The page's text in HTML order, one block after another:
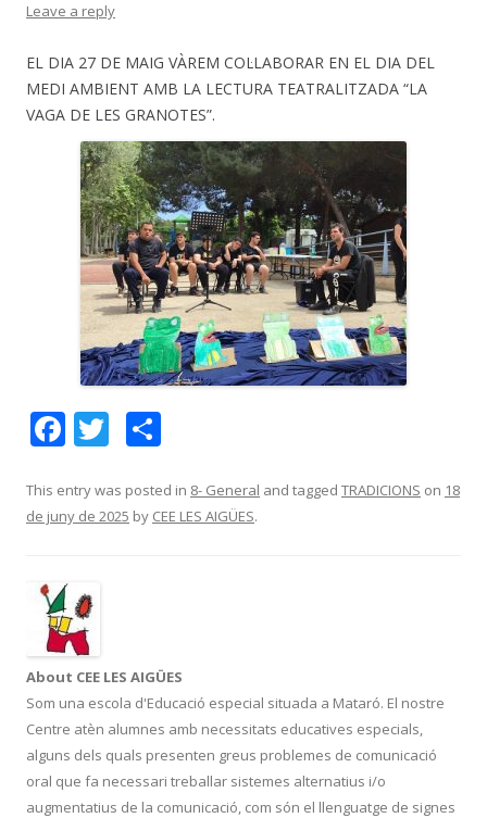
Leave a reply
EL DIA 27 DE MAIG VÀREM COL·LABORAR EN EL DIA DEL
MEDI AMBIENT AMB LA LECTURA TEATRALITZADA “LA
VAGA DE LES GRANOTES”.
F
e
b
o
k
T
itt
er
m
p
This entry was posted in 8- General and tagged TRADICIONS on 18
de juny de 2025 by CEE LES AIGÜES.
About CEE LES AIGÜES
Som una escola d'Educació especial situada a Mataró. El nostre
Centre atèn alumnes amb necessitats educatives especials,
alguns dels quals presenten greus problemes de comunicació
oral que fa necessari treballar sistemes alternatius i/o
augmentatius de la comunicació, com són el llenguatge de signes